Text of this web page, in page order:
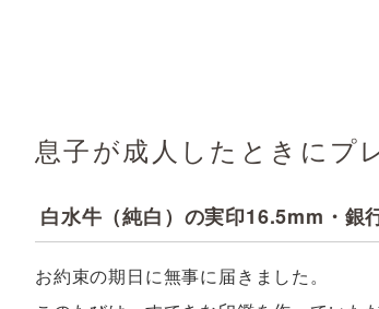
息子が成人したときにプ
白水牛（純白）の実印16.5mm・銀
お約束の期日に無事に届きました。